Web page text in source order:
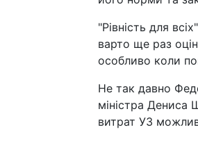
"Рівність для
варто ще раз
особливо коли
Не так давно
міністра Дениса
витрат УЗ